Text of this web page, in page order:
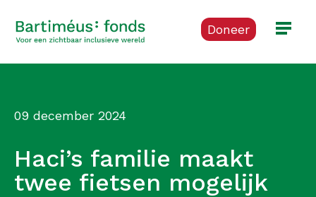
Doneer
Haci’s familie maakt
twee fietsen mogelijk
09 december 2024